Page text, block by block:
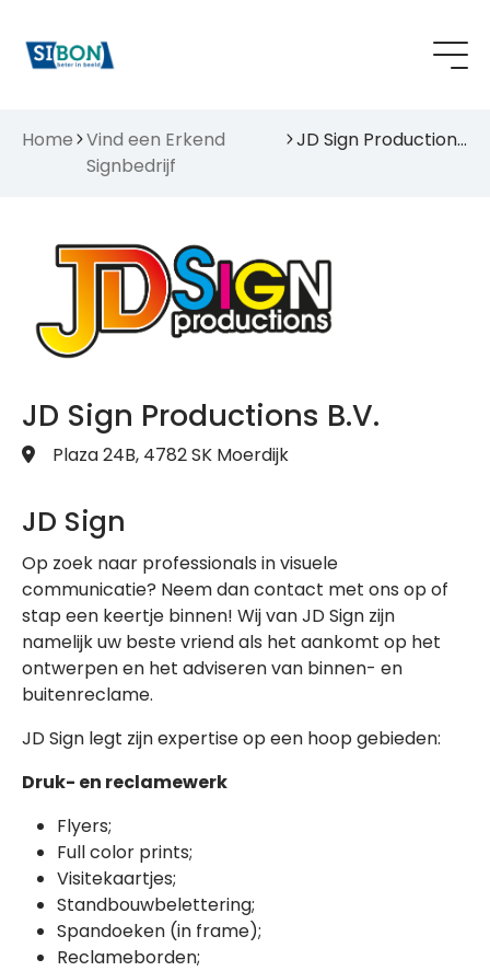
Home Vind een Erkend
Signbedrijf
JD Sign Productions B.V.
JD Sign Productions B.V.
Plaza 24B, 4782 SK Moerdijk
JD Sign
Op zoek naar professionals in visuele
communicatie? Neem dan contact met ons op of
stap een keertje binnen! Wij van JD Sign zijn
namelijk uw beste vriend als het aankomt op het
ontwerpen en het adviseren van binnen- en
buitenreclame.
JD Sign legt zijn expertise op een hoop gebieden:
Druk- en reclamewerk
Flyers;
Full color prints;
Visitekaartjes;
Standbouwbelettering;
Spandoeken (in frame);
Reclameborden;